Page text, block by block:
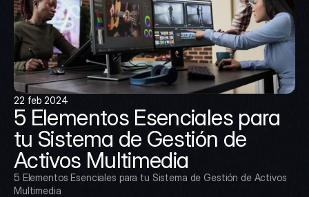
22 feb 2024
5 Elementos Esenciales para
tu Sistema de Gestión de
Activos Multimedia
5 Elementos Esenciales para tu Sistema de Gestión de Activos
Multimedia